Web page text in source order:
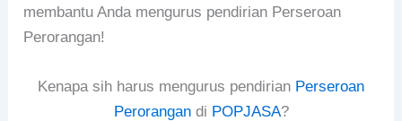
membantu Anda mengurus pendirian Perseroan
Perorangan!
Kenapa sih harus mengurus pendirian Perseroan
Perorangandi POPJASA?